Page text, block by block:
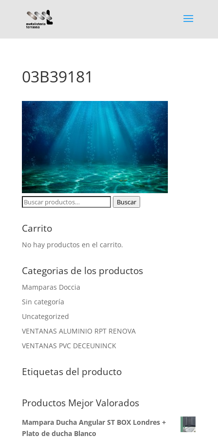
03B39181
Buscar
Buscar
Carrito
No hay productos en el carrito.
Categorias de los productos
Mamparas Doccia
Sin categoría
Uncategorized
VENTANAS ALUMINIO RPT RENOVA
VENTANAS PVC DECEUNINCK
Etiquetas del producto
Productos Mejor Valorados
Mampara Ducha Angular ST BOX Londres +
Plato de ducha Blanco